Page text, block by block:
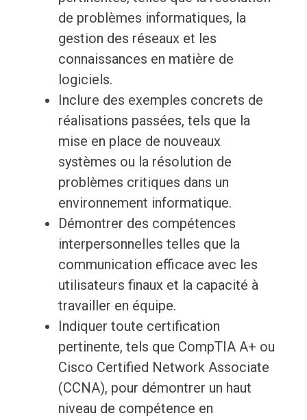
de problèmes informatiques, la
gestion des réseaux et les
connaissances en matière de
logiciels.
Inclure des exemples concrets de
réalisations passées, tels que la
mise en place de nouveaux
systèmes ou la résolution de
problèmes critiques dans un
environnement informatique.
Démontrer des compétences
interpersonnelles telles que la
communication efficace avec les
utilisateurs finaux et la capacité à
travailler en équipe.
Indiquer toute certification
pertinente, tels que CompTIA A+ ou
Cisco Certified Network Associate
(CCNA), pour démontrer un haut
niveau de compétence en